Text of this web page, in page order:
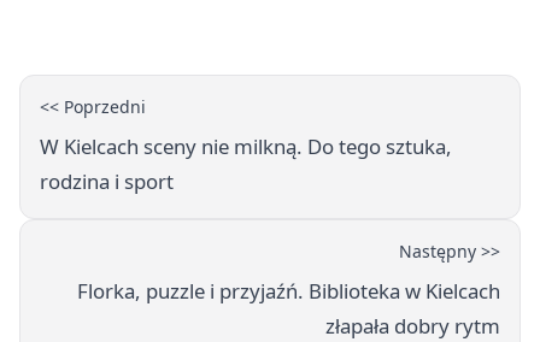
<< Poprzedni
W Kielcach sceny nie milkną. Do tego sztuka,
rodzina i sport
Następny >>
Florka, puzzle i przyjaźń. Biblioteka w Kielcach
złapała dobry rytm